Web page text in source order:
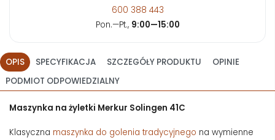
600 388 443
Pon.—Pt., 9:00—15:00
OPIS SPECYFIKACJA SZCZEGÓŁY PRODUKTU
OPINIE
PODMIOT ODPOWIEDZIALNY
Maszynka na żyletki Merkur Solingen 41C
Klasyczna maszynka do golenia tradycyjnego na wymienne